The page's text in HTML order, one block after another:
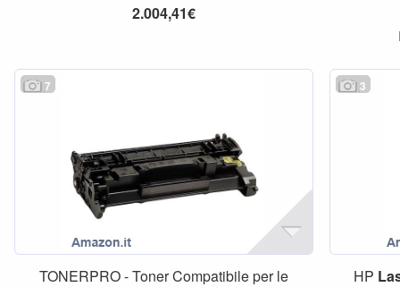
2.004,41€
7
TONERPRO - Toner Compatibile per le
3
HP